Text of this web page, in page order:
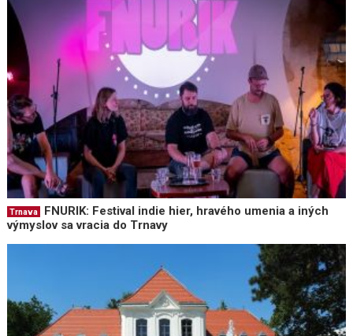
Trnava
FNURIK: Festival indie hier, hravého umenia a iných
výmyslov sa vracia do Trnavy